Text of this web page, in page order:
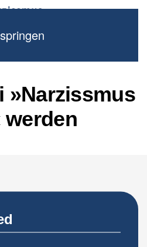
»Narzissmus
werden